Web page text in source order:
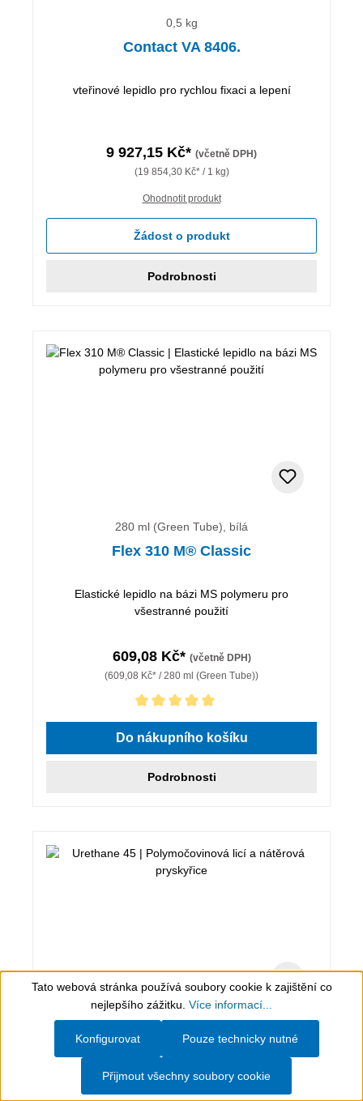
0,5 kg
Contact VA 8406.
vteřinové lepidlo pro rychlou fixaci a lepení
9 927,15 Kč* (včetně DPH)
(19 854,30 Kč* / 1 kg)
Ohodnotit produkt
Žádost o produkt
Podrobnosti
280 ml (Green Tube), bílá
Flex 310 M® Classic
Elastické lepidlo na bázi MS polymeru pro
všestranné použití
609,08 Kč* (včetně DPH)
(609,08 Kč* / 280 ml (Green Tube))
Průměrné hodnocení 5 z 5 hvězd
Do nákupního košíku
Podrobnosti
Urethane 45
Polymočovinová licí a nátěrová pryskyřice
Show toolbar
Tato webová stránka používá soubory cookie k zajištění co
nejlepšího zážitku. Více informací...
Pouze technicky nutné
Konfigurovat
Přijmout všechny soubory cookie